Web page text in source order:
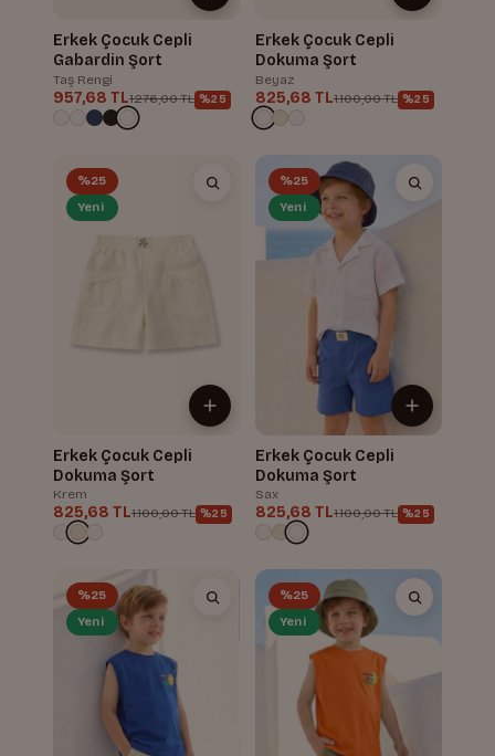
Erkek Çocuk Cepli
Gabardin Şort
Taş Rengi
957,68 TL1.276,00 TL %25
Erkek Çocuk Cepli
Dokuma Şort
Beyaz
825,68 TL1.100,00 TL %25
%25
Yeni
Erkek Çocuk Cepli
Dokuma Şort
Krem
825,68 TL1.100,00 TL %25
%25
Yeni
Erkek Çocuk Cepli
Dokuma Şort
Sax
825,68 TL1.100,00 TL %25
%25
Yeni
%25
Yeni